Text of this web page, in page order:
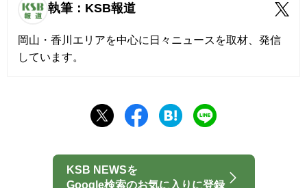
執筆：KSB報道
岡山・香川エリアを中心に日々ニュースを取材、発信
しています。
KSB NEWSを
Google検索のお気に入りに登録